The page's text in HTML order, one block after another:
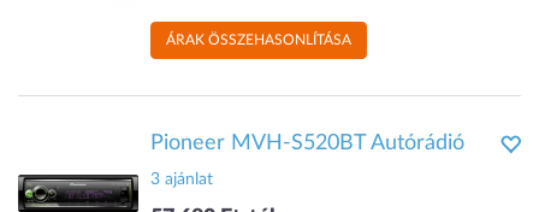
ÁRAK ÖSSZEHASONLÍTÁSA
Pioneer MVH-S520BT Autórádió
3 ajánlat